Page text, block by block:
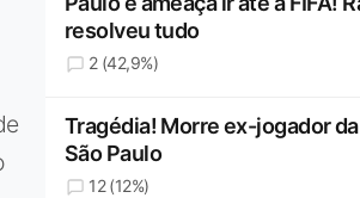
resolveu tudo
2 (42,9%)
Tragédia! Morre ex-jogador
São Paulo
12 (12%)